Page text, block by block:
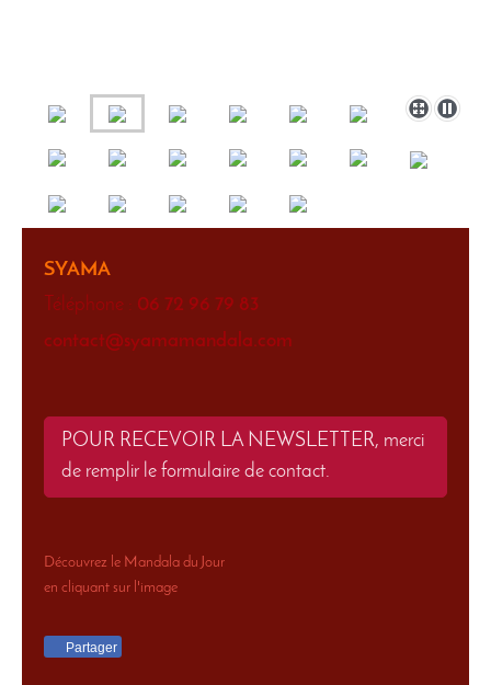
SYAMA
Téléphone : 06 72 96 79 83
contact@syamamandala.com
POUR RECEVOIR LA NEWSLETTER, merci
de remplir le formulaire de contact.
Découvrez le Mandala du Jour
en cliquant sur l'image
Partager